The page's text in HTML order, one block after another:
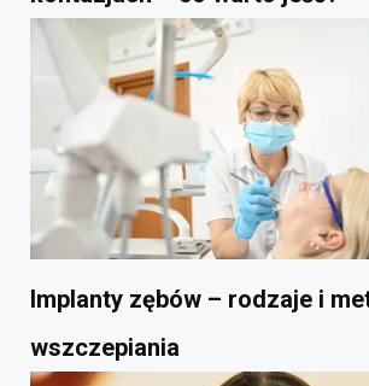
Implanty zębów – rodzaje i
wszczepiania